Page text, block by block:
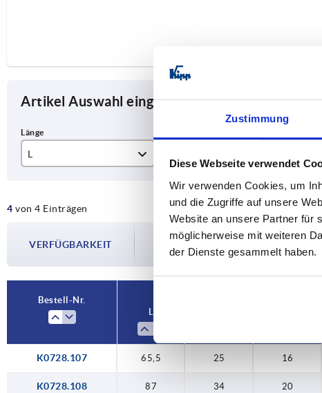
Zustimmung
Diese Webseite verwendet
Wir verwenden Cookies, um
und die Zugriffe auf unsere
Website an unsere Partner für
möglicherweise mit weiteren
der Dienste gesammelt haben.
Artikel Auswahl eingrenzen
L
87
124
25
34
41
16
20
23
4 von 4 Einträgen
VERFÜGBARKEIT
Die Verfügbarkeiten werden in
Im finalen Schritt vor Abschluss Ihrer
Versanddatum.
Bestell-Nr.
L
K0728.107 65,5 25 16
K0728.108 87 34 20